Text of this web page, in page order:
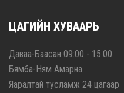
ЦАГИЙН ХУВААРЬ
Даваа-Баасан 09:00 - 15:00
Бямба-Ням Амарна
Яаралтай тусламж 24 цагаар